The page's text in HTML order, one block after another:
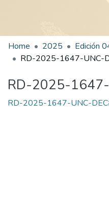
Home 2025
RD-2025-
RD-2025-1647-UNC-